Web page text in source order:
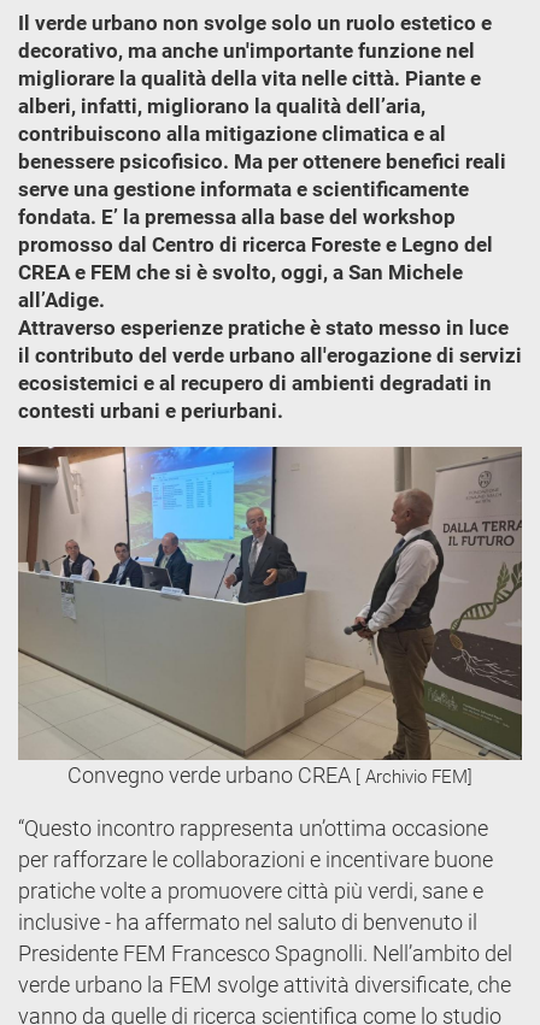
Il verde urbano non svolge solo un ruolo estetico e
decorativo, ma anche un'importante funzione nel
migliorare la qualità della vita nelle città. Piante e
alberi, infatti, migliorano la qualità dell’aria,
contribuiscono alla mitigazione climatica e al
benessere psicofisico. Ma per ottenere benefici reali
serve una gestione informata e scientificamente
fondata. E’ la premessa alla base del workshop
promosso dal Centro di ricerca Foreste e Legno del
CREA e FEM che si è svolto, oggi, a San Michele
all’Adige.
Attraverso esperienze pratiche è stato messo in luce
il contributo del verde urbano all'erogazione di servizi
ecosistemici e al recupero di ambienti degradati in
contesti urbani e periurbani.
Convegno verde urbano CREA [ Archivio FEM]
“Questo incontro rappresenta un’ottima occasione
per rafforzare le collaborazioni e incentivare buone
pratiche volte a promuovere città più verdi, sane e
inclusive - ha affermato nel saluto di benvenuto il
Presidente FEM Francesco Spagnolli. Nell’ambito del
verde urbano la FEM svolge attività diversificate, che
vanno da quelle di ricerca scientifica come lo studio